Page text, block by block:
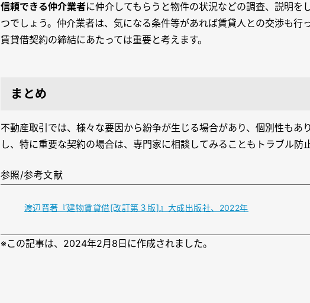
信頼できる仲介業者に仲介してもらうと物件の状況などの調査、説明を
つでしょう。仲介業者は、気になる条件等があれば賃貸人との交渉も行
賃貸借契約の締結にあたっては重要と考えます。
まとめ
不動産取引では、様々な要因から紛争が生じる場合があり、個別性もあ
し、特に重要な契約の場合は、専門家に相談してみることもトラブル防
参照/参考文献
渡辺晋著『建物賃貸借[改訂第３版]』大成出版社、2022年
※この記事は、2024年2月8日に作成されました。